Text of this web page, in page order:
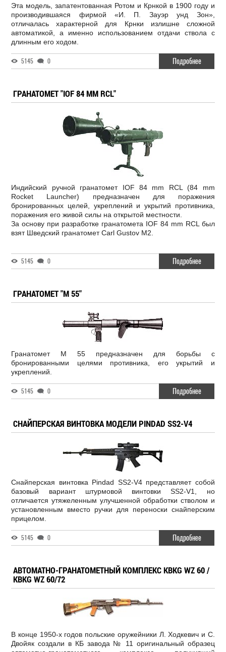
Эта модель, запатентованная Ротом и Крнкой в 1900 году и
производившаяся фирмой «И. П. Зауэр унд Зон»,
отличалась характерной для Крнки излишне сложной
автоматикой, а именно использованием отдачи ствола с
длинным его ходом.
5145 0 Подробнее
ГРАНАТОМЕТ "IOF 84 MM RCL"
Индийский ручной гранатомет IOF 84 mm RCL (84 mm
Rocket Launcher) предназначен для поражения
бронированных целей, укреплений и укрытий противника,
поражения его живой силы на открытой местности.
За основу при разработке гранатомета IOF 84 mm RCL был
взят Шведский гранатомет Carl Gustov M2.
5145 0 Подробнее
ГРАНАТОМЕТ "М 55"
Гранатомет М 55 предназначен для борьбы с
бронированными целями противника, его укрытий и
укреплений.
5145 0 Подробнее
СНАЙПЕРСКАЯ ВИНТОВКА МОДЕЛИ PINDAD SS2-V4
Снайперская винтовка Pindad SS2-V4 представляет собой
базовый вариант штурмовой винтовки SS2-V1, но
отличается утяжеленным улучшенной обработки стволом и
установленным вместо ручки для переноски снайперским
прицелом.
5145 0 Подробнее
АВТОМАТНО-ГРАНАТОМЕТНЫЙ КОМПЛЕКС KBKG WZ 60 /
KBKG WZ 60/72
В конце 1950-х годов польские оружейники Л. Ходкевич и С.
Двойяк создали в КБ завода № 11 оригинальный образец